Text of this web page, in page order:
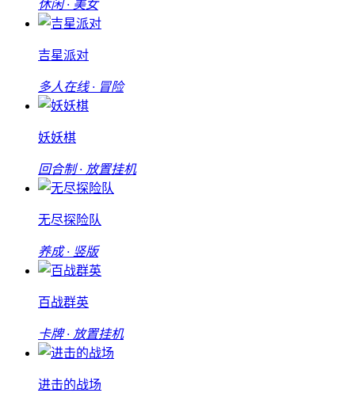
休闲 · 美女
吉星派对
多人在线 · 冒险
妖妖棋
回合制 · 放置挂机
无尽探险队
养成 · 竖版
百战群英
卡牌 · 放置挂机
进击的战场